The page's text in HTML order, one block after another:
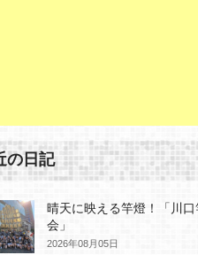
の日記
晴天に映える竿燈！「川口
会」
2026年08月05日